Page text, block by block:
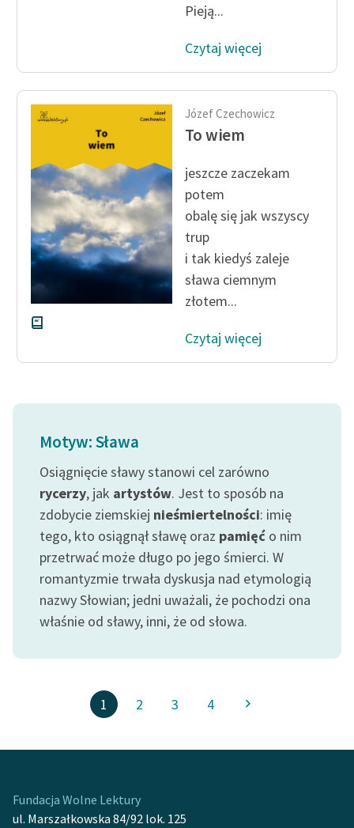
Pieją...
Czytaj więcej
Józef Czechowicz
To wiem
jeszcze zaczekam
potem
obalę się jak wszyscy
trup
i tak kiedyś zaleje
sława ciemnym
złotem...
Czytaj więcej
Motyw: Sława
Osiągnięcie sławy stanowi cel zarówno
rycerzy, jak artystów. Jest to sposób na
zdobycie ziemskiej nieśmiertelności: imię
tego, kto osiągnął sławę oraz pamięć o nim
przetrwać może długo po jego śmierci. W
romantyzmie trwała dyskusja nad etymologią
nazwy Słowian; jedni uważali, że pochodzi ona
właśnie od sławy, inni, że od słowa.
1 2 3 4
Fundacja Wolne Lektury
ul. Marszałkowska 84/92 lok. 125